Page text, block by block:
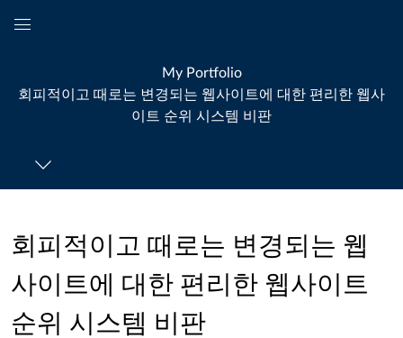
My Portfolio
회피적이고 때로는 변경되는 웹사이트에 대한 편리한 웹사
이트 순위 시스템 비판
회피적이고 때로는 변경되는 웹
사이트에 대한 편리한 웹사이트
순위 시스템 비판